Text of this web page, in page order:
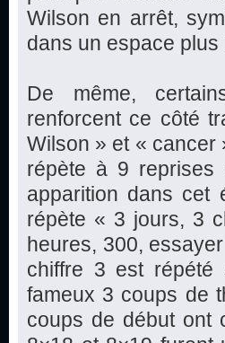
Wilson en arrêt,
dans un espace
De même,
renforcent ce côté
Wilson » et « cancer
répète à 9 reprises
apparition dans cet
répète « 3 jours, 3
heures, 300,
chiffre 3 est répété
fameux 3 coups de
coups de début ont